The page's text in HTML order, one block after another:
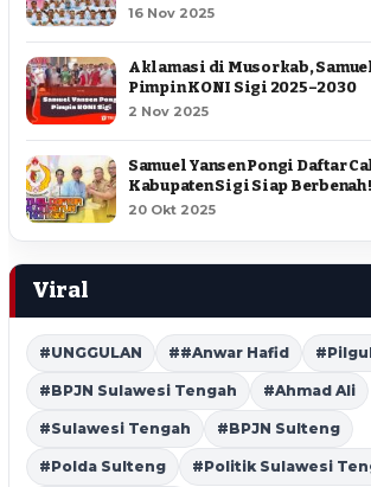
16 Nov 2025
Aklamasi di Musorkab,
Pimpin KONI Sigi 2025–2030
2 Nov 2025
Samuel Yansen Pongi Daftar
Kabupaten Sigi Siap Berbenah !
20 Okt 2025
Viral
#UNGGULAN ##Anwar Hafid
#BPJN Sulawesi Tengah #Ahmad Ali
#Sulawesi Tengah #BPJN Sulteng
#Polda Sulteng #Politik Sulawesi